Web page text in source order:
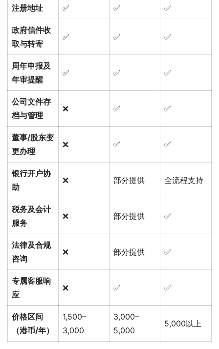
注册地址 ✅ ✅ ✅
政府信件收
取与转寄
✅ ✅ ✅
周年申报及
年审提醒
✅ ✅ ✅
公司文件存
档与管理
❌ ✅ ✅
董事/股东变
更办理
❌ ✅ ✅
银行开户协
助
❌ 部分提供 全流程支持
税务及会计
服务
❌ 部分提供 ✅
法律及合规
咨询
❌ 部分提供 ✅
专属客服响
应
❌ ✅ ✅
价格区间
（港币/年）
1,500–
3,000
3,000–
5,000
5,000以上